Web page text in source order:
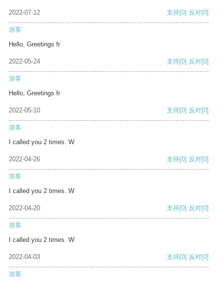
2022-07-12 支持[0] 反对[0]
游客
Hello, Greetings fr
2022-05-24 支持[0] 反对[0]
游客
Hello, Greetings fr
2022-05-10 支持[0] 反对[0]
游客
I called you 2 times. W
2022-04-26 支持[0] 反对[0]
游客
I called you 2 times. W
2022-04-20 支持[0] 反对[0]
游客
I called you 2 times. W
2022-04-03 支持[0] 反对[0]
游客